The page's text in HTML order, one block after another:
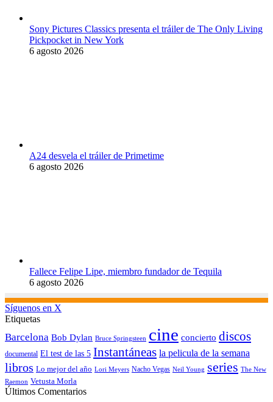
Sony Pictures Classics presenta el tráiler de The Only Living
Pickpocket in New York
6 agosto 2026
A24 desvela el tráiler de Primetime
6 agosto 2026
Fallece Felipe Lipe, miembro fundador de Tequila
6 agosto 2026
Síguenos en X
Etiquetas
Barcelona Bob Dylan Bruce Springsteen cine concierto discos
documental El test de las 5 Instantáneas la pelicula de la semana
libros Lo mejor del año Lori Meyers Nacho Vegas Neil Young series The New
Raemon Vetusta Morla
Últimos Comentarios